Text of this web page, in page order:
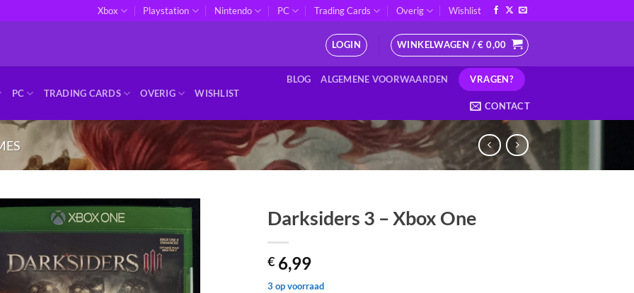
Xbox Playstation Nintendo PC Trading Cards Overig Wishlist
LOGIN WINKELWAGEN /€ 0,00
PC TRADING CARDS OVERIG WISHLIST
BLOG ALGEMENE VOORWAARDEN VRAGEN?
CONTACT
Toevoegen
aan
verlanglijst
Darksiders 3 – Xbox One
€ 6,99
3 op voorraad